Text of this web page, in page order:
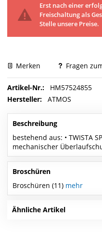
Erst nach einer
Freischaltung als
Stelle unsere Preise.
Merken Fragen
Artikel-Nr.:
HM57524855
Hersteller:
ATMOS
Beschreibung
bestehend aus: • TWISTA
mechanischer
Broschüren
Broschüren (11) mehr
Ähnliche Artikel